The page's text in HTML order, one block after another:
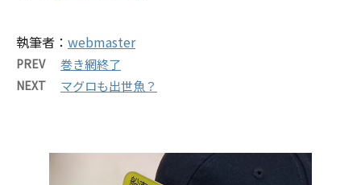
執筆者： webmaster
PREV 巻き網終了
NEXT マグロも出世魚？